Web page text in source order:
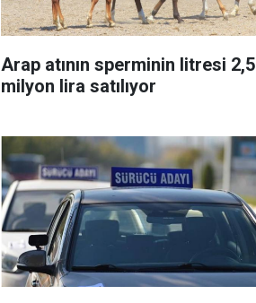
Arap atının sperminin litresi 2,5
milyon lira satılıyor